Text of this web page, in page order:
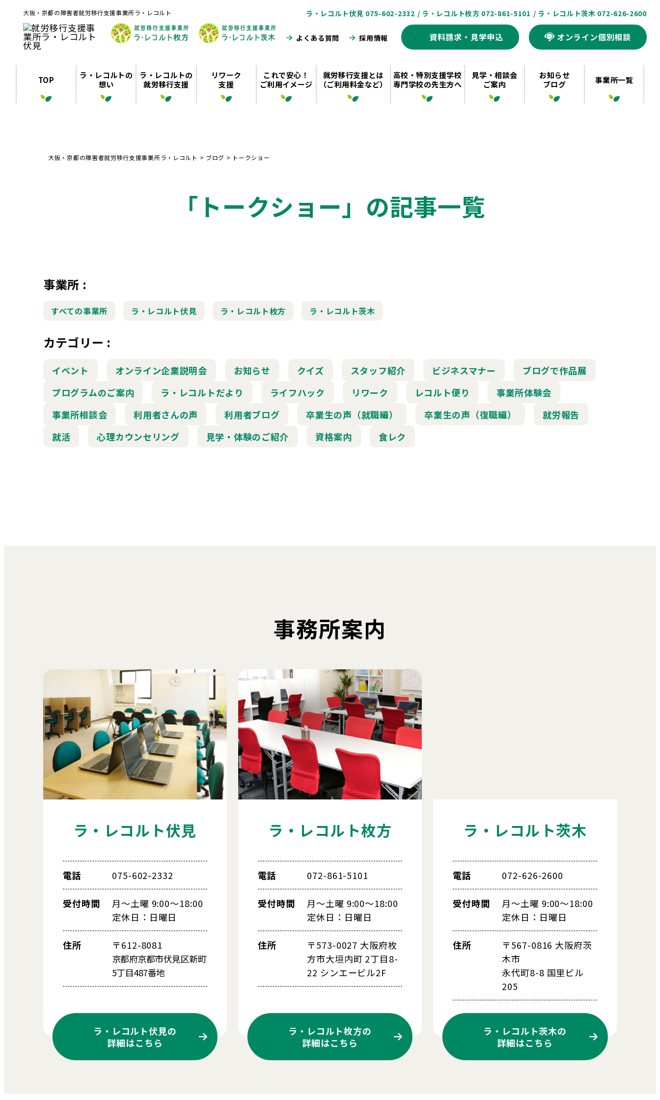
大阪・京都の障害者就労移行支援事業所ラ・レコルト ラ・レコルト伏見 075-602-2332 / ラ・レコルト枚方 072-861-5101 / ラ・レコルト茨木 072-626-2600
よくある質問 採用情報 資料請求・見学申込 オンライン個別相談
TOP
ラ・レコルトの
想い
ラ・レコルトの
就労移行支援
リワーク
支援
これで安心！
ご利用イメージ
就労移行支援とは
（ご利用料金など）
高校・特別支援学校
専門学校の先生方へ
見学・相談会
ご案内
お知らせ
ブログ
事業所一覧
大阪・京都の障害者就労移行支援事業所ラ・レコルト > ブログ > トークショー
「トークショー」の記事一覧
事業所 :
すべての事業所 ラ・レコルト伏見 ラ・レコルト枚方 ラ・レコルト茨木
カテゴリー :
イベント オンライン企業説明会 お知らせ クイズ スタッフ紹介 ビジネスマナー
ブログで作品展
プログラムのご案内
ラ・レコルトだより ライフハック リワーク レコルト便り
事業所体験会
事業所相談会
利用者さんの声 利用者ブログ 卒業生の声（就職編） 卒業生の声（復職編）
就労報告
就活
心理カウンセリング 見学・体験のご紹介 資格案内 食レク
事務所案内
ラ・レコルト伏見
電話 075-602-2332
受付時間
月～土曜 9:00～18:00
定休日：日曜日
住所
〒612-8081
京都府京都市伏見区新町
5丁目487番地
ラ・レコルト伏見の
詳細はこちら
ラ・レコルト枚方
電話 072-861-5101
受付時間
月～土曜 9:00～18:00
定休日：日曜日
住所
〒573-0027 大阪府枚
方市大垣内町 2丁目8-
22 シンエービル2F
ラ・レコルト枚方の
詳細はこちら
ラ・レコルト茨木
電話 072-626-2600
受付時間
月～土曜 9:00～18:00
定休日：日曜日
住所
〒567-0816 大阪府茨
木市
永代町8-8 国里ビル
205
ラ・レコルト茨木の
詳細はこちら